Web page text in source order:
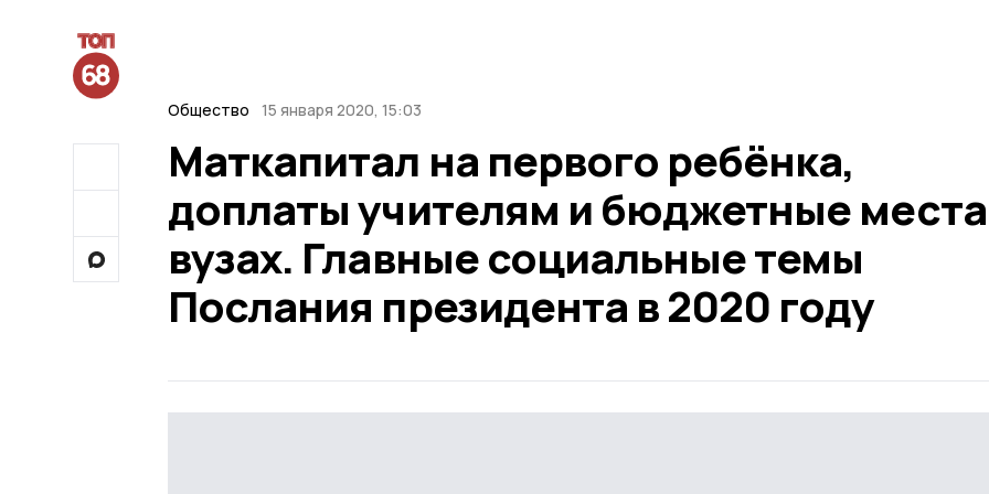
Общество 15 января 2020, 15:03
Маткапитал на первого ребёнка,
доплаты учителям и бюджетные
вузах. Главные социальные темы
Послания президента в 2020 году